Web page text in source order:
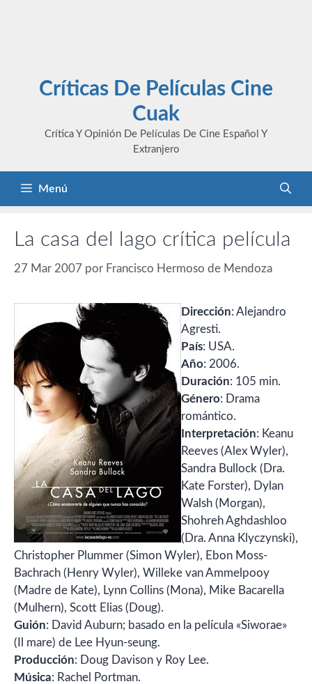
Críticas De Películas Cine
Cuak
Crítica Y Opinión De Películas De Cine Español Y
Extranjero
Menú
La casa del lago crítica película
27 Mar 2007 por Francisco Hermoso de Mendoza
Dirección: Alejandro
Agresti.
País: USA.
Año: 2006.
Duración: 105 min.
Género: Drama
romántico.
Interpretación: Keanu
Reeves (Alex Wyler),
Sandra Bullock (Dra.
Kate Forster), Dylan
Walsh (Morgan),
Shohreh Aghdashloo
(Dra. Anna Klyczynski),
Christopher Plummer (Simon Wyler), Ebon Moss-
Bachrach (Henry Wyler), Willeke van Ammelpooy
(Madre de Kate), Lynn Collins (Mona), Mike Bacarella
(Mulhern), Scott Elias (Doug).
Guión: David Auburn; basado en la película «Siworae»
(Il mare) de Lee Hyun-seung.
Producción: Doug Davison y Roy Lee.
Música: Rachel Portman.